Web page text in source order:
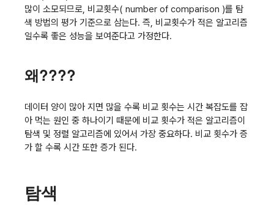
많이 소모되므로, 비교횟수( number of comparison )를 탐
색 방법의 평가 기준으로 삼는다. 즉, 비교횟수가 적은 알고리즘
일수록 좋은 성능을 보여준다고 가정한다.
왜????
데이터 양이 많아 지면 많을 수록 비교 횟수는 시간 복잡도를 잡
아 먹는 원인 중 하나이기 때문에 비교 횟수가 적은 알고리즘이
탐색 및 정렬 알고리즘에 있어서 가장 중요하다. 비교 횟수가 증
가 할 수록 시간 또한 증가 된다.
탐색